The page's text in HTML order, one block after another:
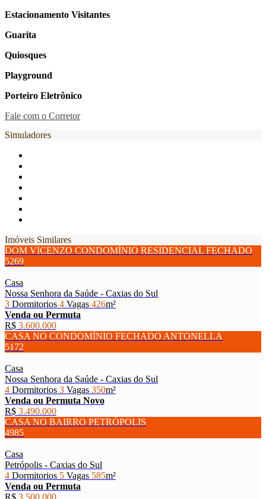
Estacionamento Visitantes
Guarita
Quiosques
Playground
Porteiro Eletrônico
Fale com o Corretor
Simuladores
Imóveis Similares
DOM VICENZO CONDOMÍNIO RESIDENCIAL FECHADO
5269
Casa
Nossa Senhora da Saúde - Caxias do Sul
3 Dormitorios 4 Vagas 426m²
Venda ou Permuta
R$ 3.600.000
CASA NO CONDOMÍNIO FECHADO ANTONELLA
5172
Casa
Nossa Senhora da Saúde - Caxias do Sul
4 Dormitorios 3 Vagas 350m²
Venda ou Permuta Novo
R$ 3.490.000
CASA NO BAIRRO PETRÓPOLIS
4985
Casa
Petrópolis - Caxias do Sul
4 Dormitorios 5 Vagas 585m²
Venda ou Permuta
R$ 3.500.000